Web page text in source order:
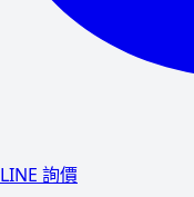
LINE 詢價